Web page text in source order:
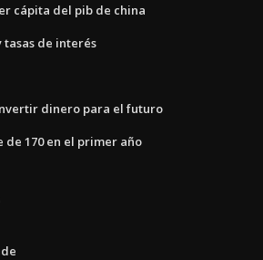
cápita del pib de china
tasas de interés
dinero para el futuro
de 170 en el primer año